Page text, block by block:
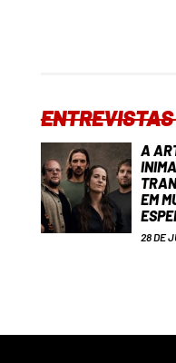
A
EM
28 DE